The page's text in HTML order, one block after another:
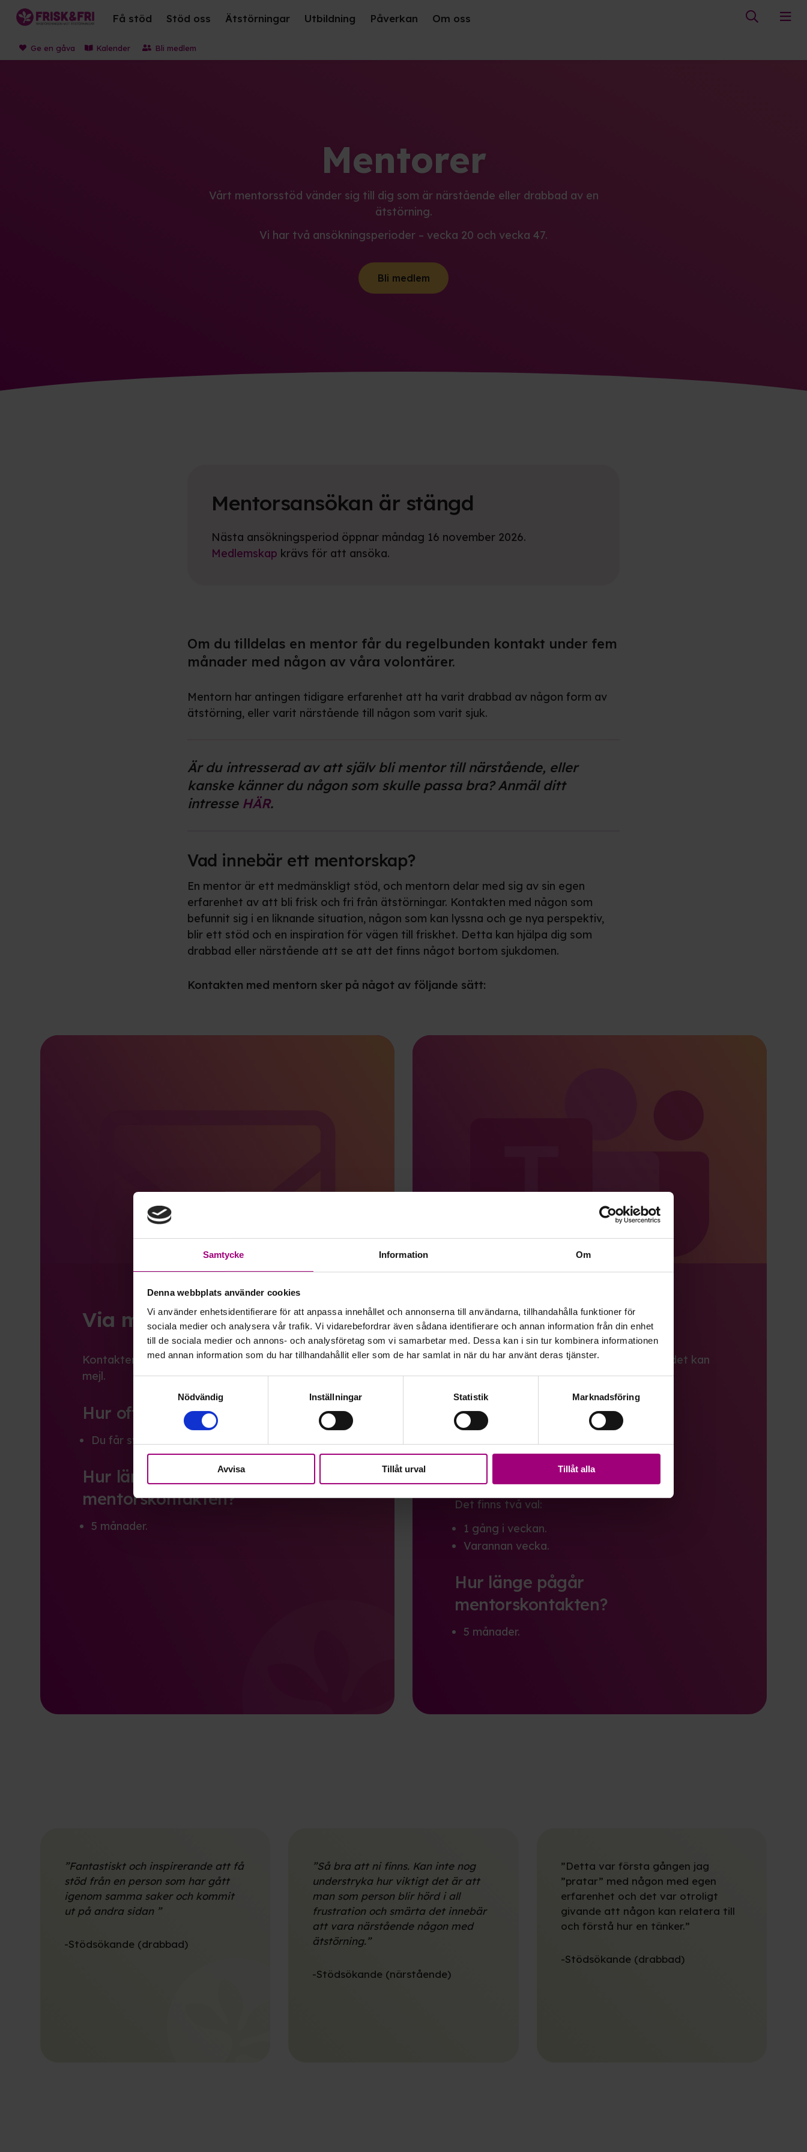
Samtycke Information Om
Denna webbplats använder cookies
Vi använder enhetsidentifierare för att anpassa innehållet och annonserna till användarna, tillhandahålla funktioner för
sociala medier och analysera vår trafik. Vi vidarebefordrar även sådana identifierare och annan information från din enhet
till de sociala medier och annons- och analysföretag som vi samarbetar med. Dessa kan i sin tur kombinera informationen
med annan information som du har tillhandahållit eller som de har samlat in när du har använt deras tjänster.
Nödvändig
Inställningar Statistik Marknadsföring
Avvisa Tillåt urval Tillåt alla
Få stöd Stöd oss Ätstörningar Utbildning Påverkan Om oss
Ge en gåva Kalender Bli medlem
Mentorer
Vårt mentorsstöd vänder sig till dig som är närstående eller drabbad av en
ätstörning.
Vi har två ansökningsperioder – vecka 20 och vecka 47.
Bli medlem
Mentorsansökan är stängd
Nästa ansökningsperiod öppnar måndag 16 november 2026.
Medlemskap krävs för att ansöka.
Om du tilldelas en mentor får du regelbunden kontakt under fem
månader med någon av våra volontärer.
Mentorn har antingen tidigare erfarenhet att ha varit drabbad av någon form av
ätstörning, eller varit närstående till någon som varit sjuk.
Är du intresserad av att själv bli mentor till närstående, eller
kanske känner du någon som skulle passa bra? Anmäl ditt
intresse HÄR.
Vad innebär ett mentorskap?
En mentor är ett medmänskligt stöd, och mentorn delar med sig av sin egen
erfarenhet av att bli frisk och fri från ätstörningar. Kontakten med någon som
befunnit sig i en liknande situation, någon som kan lyssna och ge nya perspektiv,
blir ett stöd och en inspiration för vägen till friskhet. Detta kan hjälpa dig som
drabbad eller närstående att se att det finns något bortom sjukdomen.
Kontakten med mentorn sker på något av följande sätt:
Via mejl
Kontakten med mentorn sker i skriven form, via
mejl.
Hur ofta hörs vi av?
Du får svar på ditt mejl nom 2-3 arbetsdagar.
Hur länge pågår
mentorskontakten?
5 månader.
Via Teams
Du pratar med din mentor via Teams och det kan
ske antingen:
Utan bild (röstsamtal).
Med bild (videosamtal).
Samtalet är max 1 timme vid varje tillfälle.
Hur ofta hörs vi av?
Det finns två val:
1 gång i veckan.
Varannan vecka.
Hur länge pågår
mentorskontakten?
5 månader.
”Fantastiskt och inspirerande att få
stöd från en person som har gått
igenom samma saker och kommit
ut på andra sidan ”
-Stödsökande (drabbad)
”Så bra att ni finns. Kan inte nog
understryka hur viktigt det är att
man som person blir hörd i all
frustration och smärta det innebär
att vara närstående någon med
ätstörning.”
-Stödsökande (närstående)
”Detta var första gången jag
”pratar” med någon med egen
erfarenhet och det var otroligt
givande att någon kan relatera till
och förstå hur en tänker.”
-Stödsökande (drabbad)